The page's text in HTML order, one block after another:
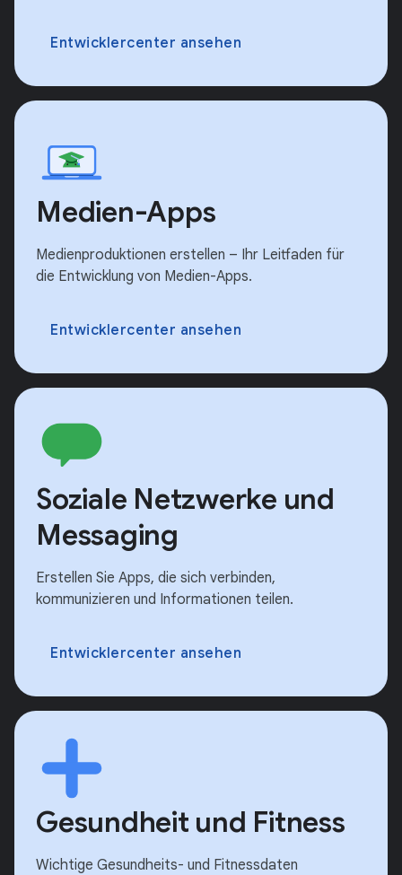
Entwicklercenter ansehen
Medien-Apps
Medienproduktionen erstellen – Ihr Leitfaden für
die Entwicklung von Medien-Apps.
Entwicklercenter ansehen
Soziale Netzwerke und
Messaging
Erstellen Sie Apps, die sich verbinden,
kommunizieren und Informationen teilen.
Entwicklercenter ansehen
Gesundheit und Fitness
Wichtige Gesundheits- und Fitnessdaten